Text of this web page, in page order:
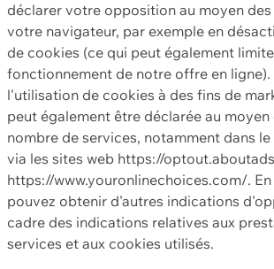
déclarer votre opposition au moyen
votre navigateur, par exemple en
de cookies (ce qui peut également
fonctionnement de notre offre en
l'utilisation de cookies à des fins de
peut également être déclarée au moyen
nombre de services, notamment dans
via les sites web https://
https://www.youronlinechoices.com/.
pouvez obtenir d'autres indications
cadre des indications relatives aux
services et aux cookies utilisés.